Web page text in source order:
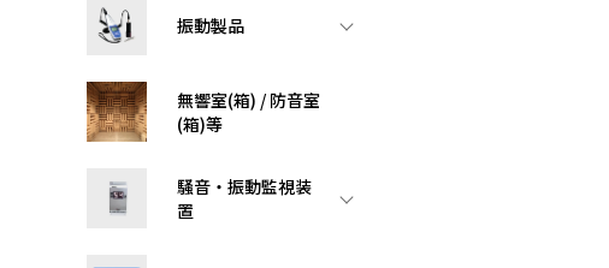
振動製品
無響室(箱) / 防音室
(箱)等
騒音・振動監視装
置